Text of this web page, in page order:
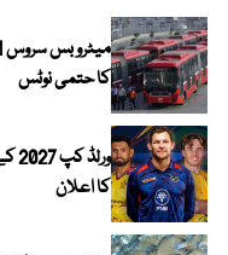
کا حتمی نوٹس
کا اعلان